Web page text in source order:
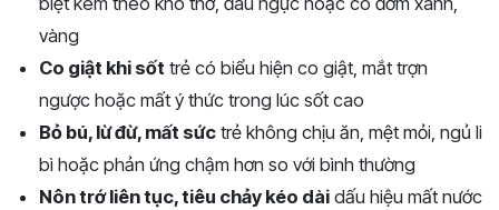
vàng
Co giật khi sốt trẻ có biểu hiện co giật, mắt trợn
ngược hoặc mất ý thức trong lúc sốt cao
Bỏ bú, lừ đừ, mất sức trẻ không chịu ăn, mệt mỏi, ngủ li
bì hoặc phản ứng chậm hơn so với bình thường
Nôn trớ liên tục, tiêu chảy kéo dài dấu hiệu mất nước